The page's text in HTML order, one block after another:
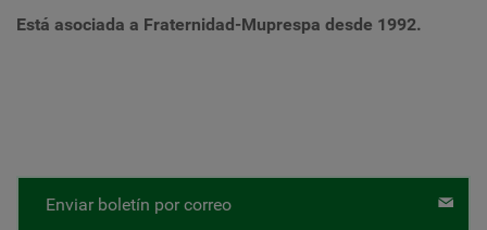
Está asociada a Fraternidad-Muprespa desde 1992.
Enviar boletín por correo